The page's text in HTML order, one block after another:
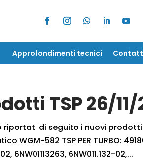
Approfondimenti tecnici
Approfondimenti tecnici
TSP 26/11/
riportati di seguito i nuovi prodotti
582 TSP PER TURBO:
6NW01113263, 6NW011.132-02,...